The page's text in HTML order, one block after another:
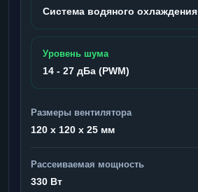
Система водяного охлаждения
Уровень шума
14 - 27 дБа (PWM)
Размеры вентилятора
120 x 120 x 25 мм
Рассеиваемая мощность
330 Вт